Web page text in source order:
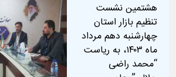
هشتمین نشست
تنظیم بازار استان
چهارشنبه دهم مرداد
ماه ۱۴۰۳، به ریاست
“محمد راضی